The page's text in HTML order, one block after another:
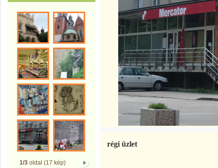
1/3oldal (17 kép)
régi üzlet